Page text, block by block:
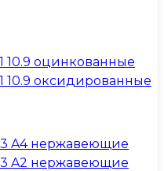
10.9 оцинкованные
10.9 оксидированные
A4 нержавеющие
A2 нержавеющие